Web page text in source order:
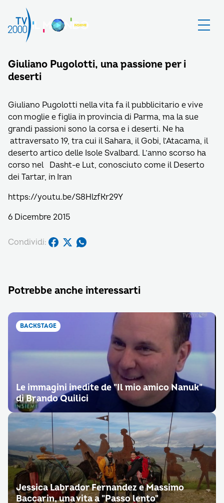
Giuliano Pugolotti, una passione per i
deserti
Giuliano Pugolotti nella vita fa il pubblicitario e vive
con moglie e figlia in provincia di Parma, ma la sue
grandi passioni sono la corsa e i deserti. Ne ha
attraversato 19, tra cui il Sahara, il Gobi, l’Atacama, il
deserto artico delle Isole Svalbard. L’anno scorso ha
corso nel Dasht-e Lut, conosciuto come il Deserto
dei Tartar, in Iran
https://youtu.be/S8HlzfKr29Y
6 Dicembre 2015
Condividi:
Potrebbe anche interessarti
BACKSTAGE
Le immagini inedite de "Il mio amico Nanuk"
di Brando Quilici
Jessica Labrador Fernandez e Massimo
Baccarin, una vita a "Passo lento"